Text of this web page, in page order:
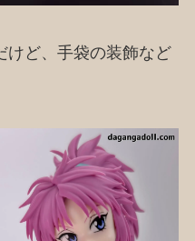
けど、手袋の装飾など